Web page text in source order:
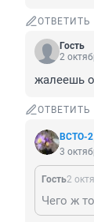
ОТВЕТИТЬ
Гость
2
жалеешь
ОТВЕТИТЬ
ВСТО-2
3
Гость2